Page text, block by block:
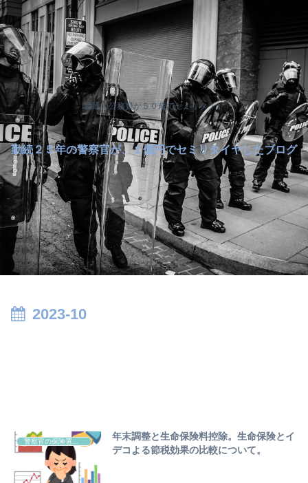
普通の公務員が５０歳でセミリタイヤ
勤続２５年の警察官が、１億円でセミリタイヤしたブログ
2023-10
年末調整と生命保険料控除。生命保険とイ
デコよる節税効果の比較について。